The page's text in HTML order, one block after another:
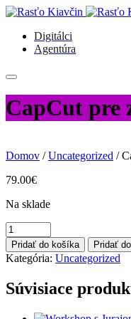
Digitálci
Agentúra
CapCut pre
Domov /Uncategorized /
79.00€
Na sklade
množstvo
CapCut
pre
začiatočníkov
Patrik
Pridať do košíka Pridať
Kategória: Uncategorized
Súvisiace